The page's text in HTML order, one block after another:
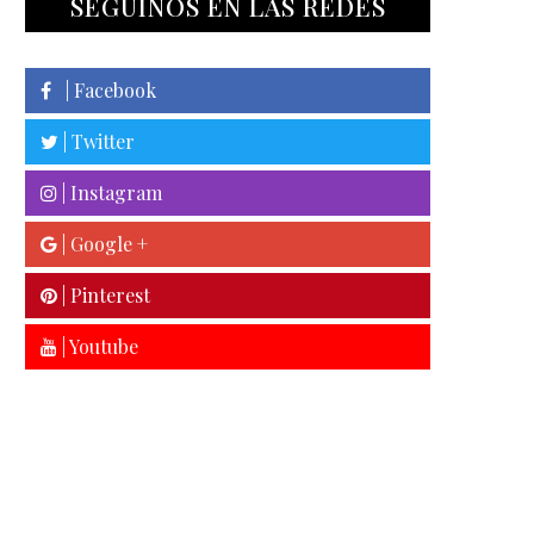
| Facebook
| Twitter
| Instagram
| Google +
| Pinterest
| Youtube